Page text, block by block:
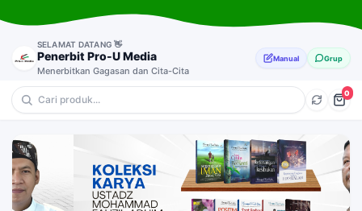
SELAMAT DATANG 👋
Penerbit Pro-U Media
Menerbitkan Gagasan dan Cita-Cita
Manual Grup
0
🔥 Anak-Anak ⭐ Pernikahan & Keluarga
🎁 Dakwah & Pemikiran